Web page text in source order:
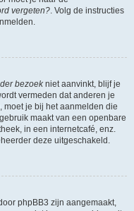
vergeten?. Volg de instructies
bezoekniet aanvinkt, blijf je
vermeden dat anderen je
moet je bij het aanmelden die
maakt van een openbare
in een internetcafé, enz.
deze uitgeschakeld.
phpBB3 zijn aangemaakt,